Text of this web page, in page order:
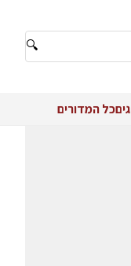
🔍
כל המדורים